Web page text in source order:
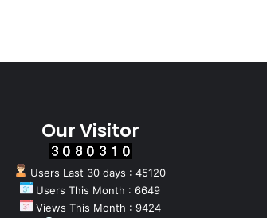
Our Visitor
Users Last 30 days : 45120
Users This Month : 6649
Views This Month : 9424